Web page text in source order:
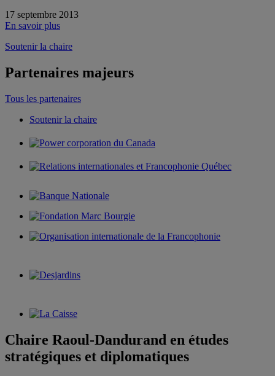
17 septembre 2013
En savoir plus
Soutenir la chaire
Partenaires majeurs
Tous les partenaires
Soutenir la chaire
Chaire Raoul-Dandurand en études
stratégiques et diplomatiques